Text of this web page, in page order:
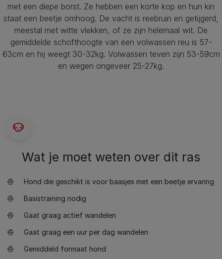
met een diepe borst. Ze hebben een korte kop en hun kin
staat een beetje omhoog. De vacht is reebruin en getijgerd,
meestal met witte vlekken, of ze zijn helemaal wit. De
gemiddelde schofthoogte van een volwassen reu is 57-
63cm en hij weegt 30-32kg. Volwassen teven zijn 53-59cm
en wegen ongeveer 25-27kg.
Wat je moet weten over dit ras
Hond die geschikt is voor baasjes met een beetje ervaring
Basistraining nodig
Gaat graag actief wandelen
Gaat graag een uur per dag wandelen
Gemiddeld formaat hond